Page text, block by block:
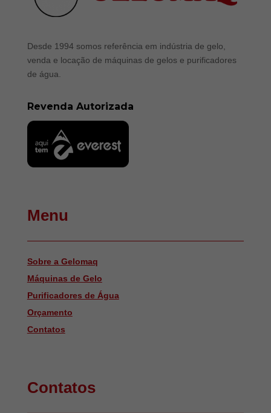
Desde 1994 somos referência em indústria de gelo,
venda e locação de máquinas de gelos e purificadores
de água.
Revenda Autorizada
Menu
Sobre a Gelomaq
Máquinas de Gelo
Purificadores de Água
Orçamento
Contatos
Contatos